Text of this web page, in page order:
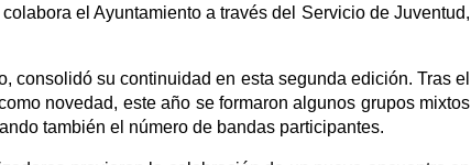
el Ayuntamiento a través del Servicio de Juventud,
consolidó su continuidad en esta segunda edición. Tras el
novedad, este año se formaron algunos grupos mixtos
también el número de bandas participantes.